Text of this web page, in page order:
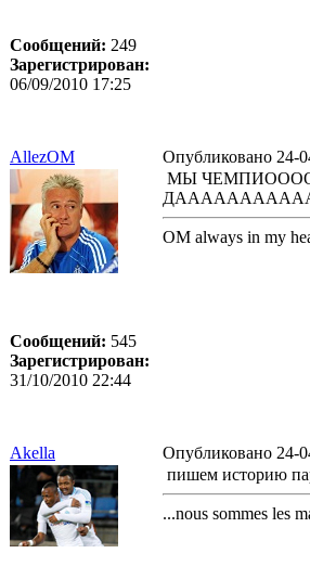
Сообщений: 249
Зарегистрирован:
06/09/2010 17:25
AllezOM Опубликовано 24-
Сообщений: 545
Зарегистрирован:
31/10/2010 22:44
МЫ
OM always in my
Akella Опубликовано 24-
пишем историю
...nous sommes les